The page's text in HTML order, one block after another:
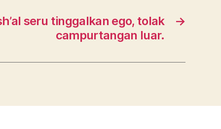
→
seru tinggalkan ego, tolak
campurtangan luar.